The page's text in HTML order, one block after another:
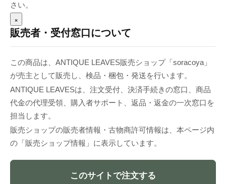
さい。
×
販売者・受付窓口について
この商品は、ANTIQUE LEAVES販売ショップ「soracoya」
が売主として販売し、検品・梱包・発送を行います。
ANTIQUE LEAVESは、注文受付、決済手続きの窓口、商品
代金の代理受領、購入者サポート、返品・返金の一次窓口を
担当します。
販売ショップの販売者情報・古物商許可情報は、本ページ内
の「販売ショップ情報」に表示しています。
このサイトで注文する